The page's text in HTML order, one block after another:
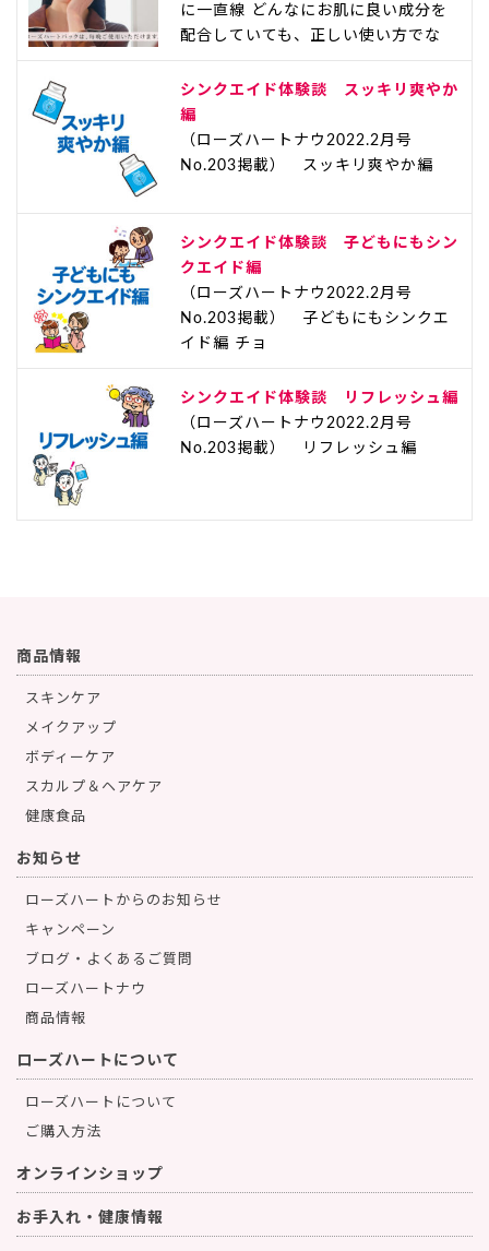
に一直線 どんなにお肌に良い成分を
配合していても、正しい使い方でな
シンクエイド体験談 スッキリ爽やか
編
（ローズハートナウ2022.2月号
No.203掲載） スッキリ爽やか編
シンクエイド体験談 子どもにもシン
クエイド編
（ローズハートナウ2022.2月号
No.203掲載） 子どもにもシンクエ
イド編 チョ
シンクエイド体験談 リフレッシュ編
（ローズハートナウ2022.2月号
No.203掲載） リフレッシュ編
商品情報
スキンケア
メイクアップ
ボディーケア
スカルプ＆ヘアケア
健康食品
お知らせ
ローズハートからのお知らせ
キャンペーン
ブログ・よくあるご質問
ローズハートナウ
商品情報
ローズハートについて
ローズハートについて
ご購入方法
オンラインショップ
お手入れ・健康情報